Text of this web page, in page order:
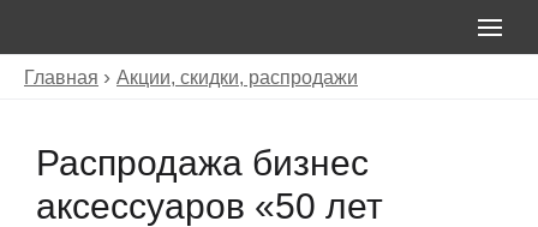
Главная Акции, скидки, распродажи
Распродажа бизнес
аксессуаров «50 лет